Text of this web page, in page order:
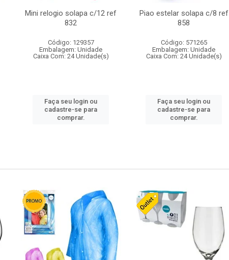
Mini relogio solapa c/12 ref
832
Código: 129357
Embalagem: Unidade
Caixa Com: 24 Unidade(s)
Faça seu login ou
cadastre-se para
comprar.
Piao estelar solapa c/8 ref
858
Código: 571265
Embalagem: Unidade
Caixa Com: 24 Unidade(s)
Faça seu login ou
cadastre-se para
comprar.